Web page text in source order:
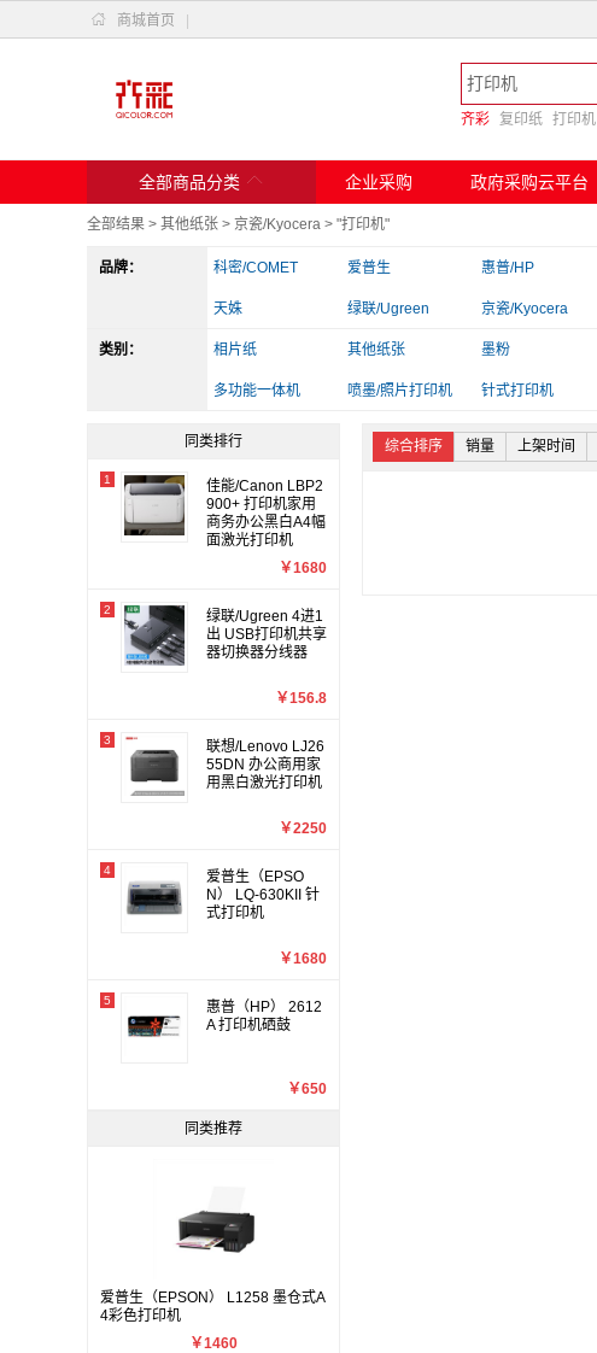
 商城首页
齐彩 复印纸 打印机
全部商品分类  企业采购 政府采购云平台
全部结果 > 其他纸张 > 京瓷/Kyocera > "打印机"
品牌： 科密/COMET 爱普生 惠普/HP
天姝 绿联/Ugreen 京瓷/Kyocera
斑马 兄弟 实达
爱立熊 佳能 得力/deli
类别： 相片纸 其他纸张 墨粉
多功能一体机 喷墨/照片打印机 针式打印机
其他电脑配件 读卡器/转换器 办公收纳
同类排行
1
佳能/Canon LBP2
900+ 打印机家用
商务办公黑白A4幅
面激光打印机
￥1680
2
绿联/Ugreen 4进1
出 USB打印机共享
器切换器分线器
￥156.8
3
联想/Lenovo LJ26
55DN 办公商用家
用黑白激光打印机
￥2250
4
爱普生（EPSO
N） LQ-630KII 针
式打印机
￥1680
5
惠普（HP） 2612
A 打印机硒鼓
￥650
同类推荐
爱普生（EPSON） L1258 墨仓式A
4彩色打印机
￥1460
综合排序 销量 上架时间